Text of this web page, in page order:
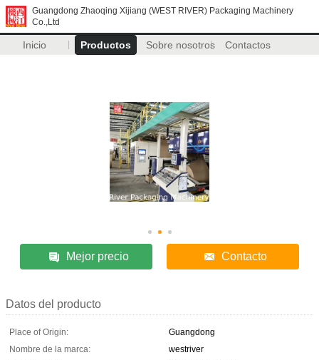
Guangdong Zhaoqing Xijiang (WEST RIVER) Packaging Machinery
Co.,Ltd
Inicio Productos Sobre nosotros Contactos
Mejor precio Contacto
Datos del producto
Place of Origin:
Guangdong
Nombre de la marca:
westriver